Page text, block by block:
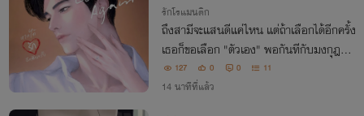
สุดที่รัก
รักโรแมนติก
ถึงสามีจะแสนดีแค่ไหน แต่ถ้าเลือกได้อีกครั้ง
เธอก็ขอเลือก "ตัวเอง" พอกันทีกับมงกุฎศรี
ภรรยา จากนี้เธอคือช้างเท้าหน้าของตัวเอง ส่
วนเขาคือ 'สามีเก่า' ที่เธอจะปล่อยมือชั่วนิรัน
127 0 0 11
14 นาทีที่แล้ว